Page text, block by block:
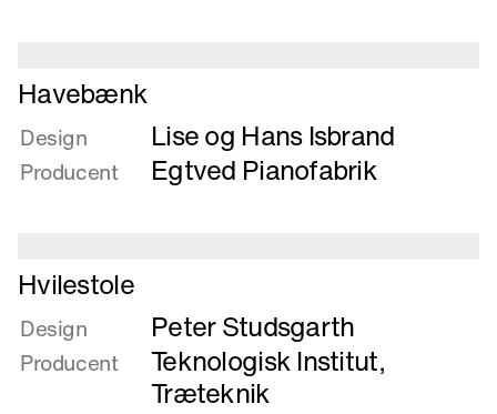
Læs
mere
om
Havebænk
Havebænk
Design Lise og Hans Isbrand
Producent Egtved Pianofabrik
Læs
mere
om
Hvilestole
Hvilestole
Design Peter Studsgarth
Producent
Teknologisk Institut,
Træteknik